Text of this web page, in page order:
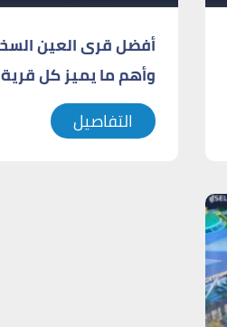
وأهم ما يميز كل قرية
التفاصيل